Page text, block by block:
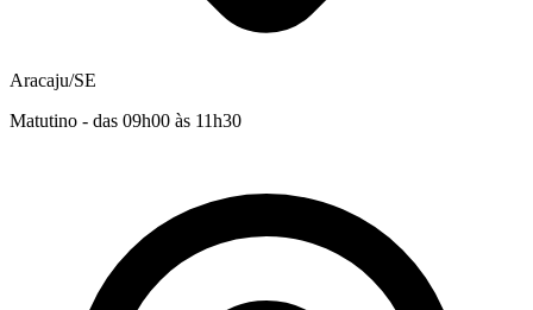
Aracaju/SE
Matutino - das 09h00 às 11h30